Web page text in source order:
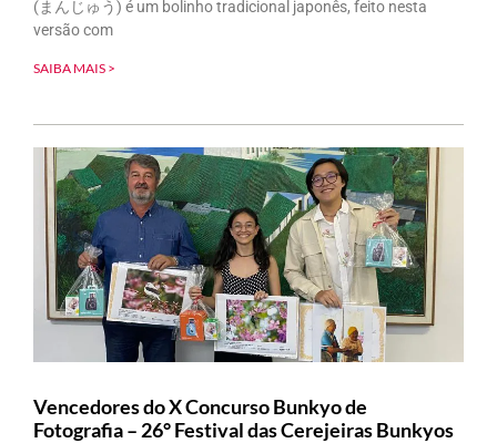
(まんじゅう) é um bolinho tradicional japonês, feito nesta
versão com
SAIBA MAIS >
Vencedores do X Concurso Bunkyo de
Fotografia – 26° Festival das Cerejeiras Bunkyos